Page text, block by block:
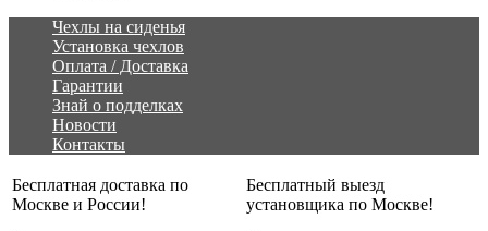
Чехлы на сиденья
Установка чехлов
Оплата / Доставка
Гарантии
Знай о подделках
Новости
Контакты
Бесплатная доставка по
Москве и России!
Бесплатный выезд
установщика по Москве!